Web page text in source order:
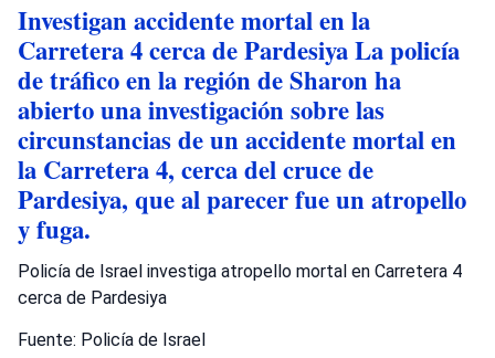
Investigan accidente mortal en la
Carretera 4 cerca de Pardesiya La policía
de tráfico en la región de Sharon ha
abierto una investigación sobre las
circunstancias de un accidente mortal en
la Carretera 4, cerca del cruce de
Pardesiya, que al parecer fue un atropello
y fuga.
Policía de Israel investiga atropello mortal en Carretera 4
cerca de Pardesiya
Fuente: Policía de Israel